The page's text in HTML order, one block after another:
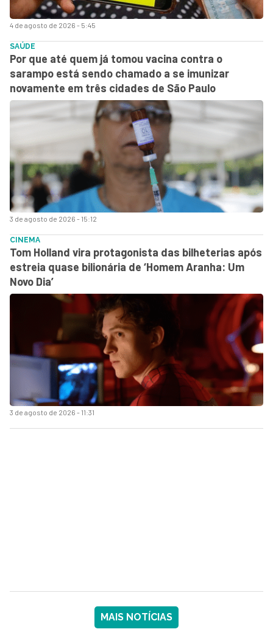
4 de agosto de 2026 - 5:45
3 de agosto de 2026 - 15:12
SAÚDE
Por que até quem já tomou vacina contra o
sarampo está sendo chamado a se imunizar
novamente em três cidades de São Paulo
3 de agosto de 2026 - 11:31
CINEMA
Tom Holland vira protagonista das bilheterias após
estreia quase bilionária de ‘Homem Aranha: Um
Novo Dia’
MAIS NOTÍCIAS